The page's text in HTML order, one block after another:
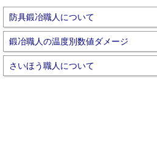
防具鍛冶職人について
鍛冶職人の温度別数値ダメージ
さいほう職人について